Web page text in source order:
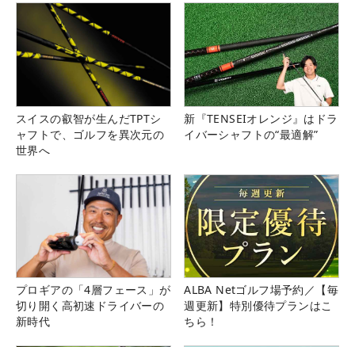
スイスの叡智が生んだTPTシ
ャフトで、ゴルフを異次元の
世界へ
新『TENSEIオレンジ』はドラ
イバーシャフトの“最適解”
プロギアの「4層フェース」が
切り開く高初速ドライバーの
新時代
ALBA Netゴルフ場予約／【毎
週更新】特別優待プランはこ
ちら！